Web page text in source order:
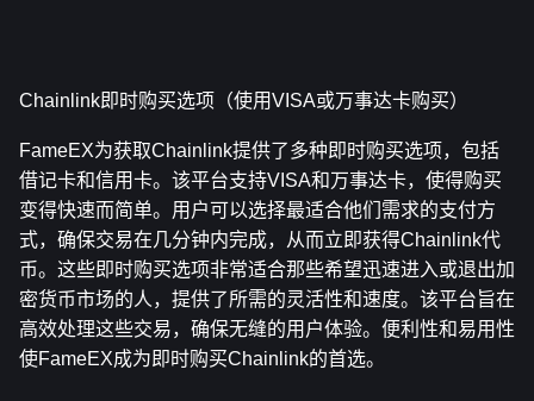
Chainlink即时购买选项（使用VISA或万事达卡购买）
FameEX为获取Chainlink提供了多种即时购买选项，包括
借记卡和信用卡。该平台支持VISA和万事达卡，使得购买
变得快速而简单。用户可以选择最适合他们需求的支付方
式，确保交易在几分钟内完成，从而立即获得Chainlink代
币。这些即时购买选项非常适合那些希望迅速进入或退出加
密货币市场的人，提供了所需的灵活性和速度。该平台旨在
高效处理这些交易，确保无缝的用户体验。便利性和易用性
使FameEX成为即时购买Chainlink的首选。